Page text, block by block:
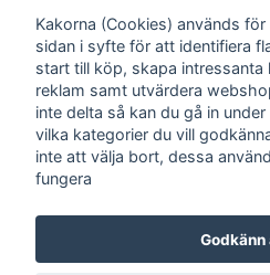
Kontakt Trygghet Cookies
Köpvillkor,
Kakorna (Cookies) används
sidan i syfte för att identifiera
start till köp, skapa
reklam samt utvärdera
inte delta så kan du gå in
vilka kategorier du vill
inte att välja bort, dessa
fungera
Godkänn